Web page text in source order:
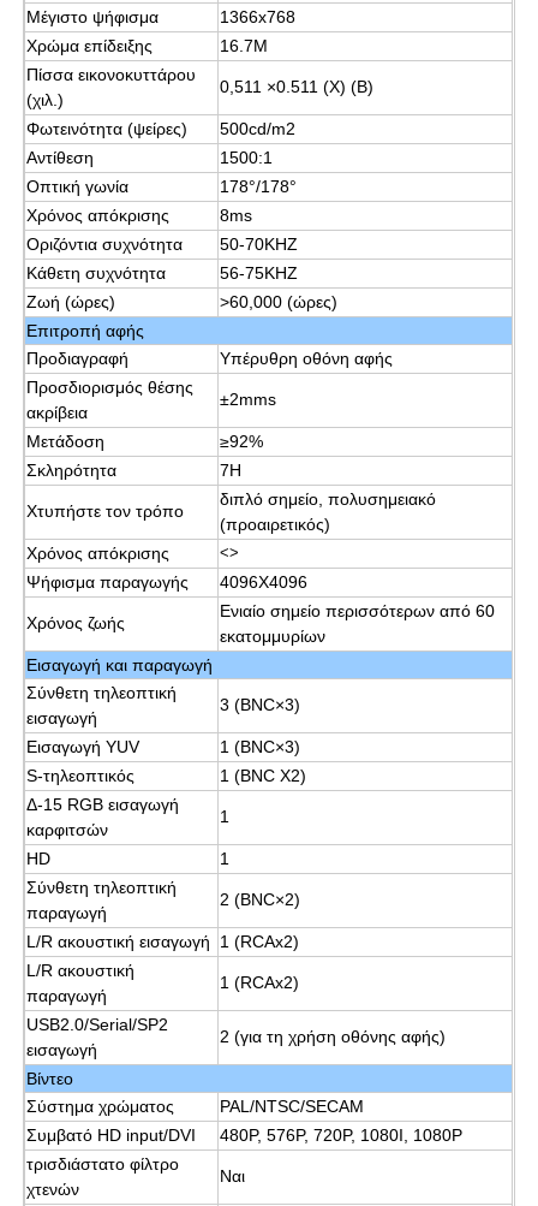
Έξυπνος νανο πίνακας
Διαλογική επίδειξη αιθουσών συνεδριάσεων
Ψηφιακός διαλογικός έξυπνος πίνακας
Κάθετο ψηφιακό σύστημα σηματοδότησης
Πάτωμα που στέκεται το διαλογικό περίπτερο
διαλογική επίπεδη οθόνη
Οριζόντιο περίπτερο οθόνης αφής
Διαλογικό whiteboard IR
Ευφυής πίνακας
Διαλογική επίπεδη οθόνη διασκέψεων
Μέγιστο ψήφισμα
1366x768
Χρώμα επίδειξης
16.7M
Πίσσα εικονοκυττάρου
(χιλ.)
0,511 ×0.511 (Χ) (Β)
Φωτεινότητα (ψείρες)
500cd/m2
Αντίθεση
1500:1
Οπτική γωνία
178°/178°
Χρόνος απόκρισης
8ms
Οριζόντια συχνότητα
50-70KHZ
Κάθετη συχνότητα
56-75KHZ
Ζωή (ώρες)
>60,000 (ώρες)
Επιτροπή αφής
Προδιαγραφή
Υπέρυθρη οθόνη αφής
Προσδιορισμός θέσης
ακρίβεια
±2mms
Μετάδοση
≥92%
Σκληρότητα
7H
Χτυπήστε τον τρόπο
διπλό σημείο, πολυσημειακό
(προαιρετικός)
Χρόνος απόκρισης
<>
Ψήφισμα παραγωγής 4096X4096
Χρόνος ζωής
Ενιαίο σημείο περισσότερων από 60
εκατομμυρίων
Εισαγωγή και παραγωγή
Σύνθετη τηλεοπτική
εισαγωγή
3 (BNC×3)
Εισαγωγή YUV
1 (BNC×3)
S-τηλεοπτικός
1 (BNC X2)
Δ-15 RGB εισαγωγή
καρφιτσών
1
HD
1
Σύνθετη τηλεοπτική
παραγωγή
2 (BNC×2)
L/R ακουστική εισαγωγή
1 (RCAx2)
L/R ακουστική
παραγωγή
1 (RCAx2)
USB2.0/Serial/SP2
εισαγωγή
2 (για τη χρήση οθόνης αφής)
Βίντεο
Σύστημα χρώματος
PAL/NTSC/SECAM
Συμβατό HD input/DVI
480P, 576P, 720P, 1080I, 1080P
τρισδιάστατο φίλτρο
χτενών
Ναι